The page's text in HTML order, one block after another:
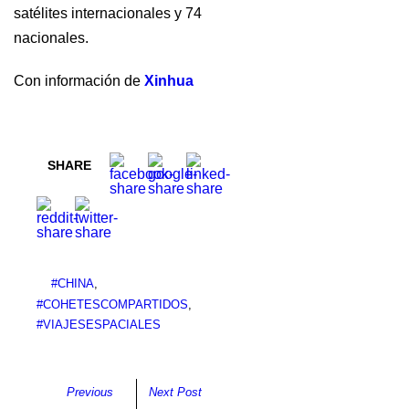
satélites internacionales y 74
nacionales.
Con información de Xinhua
SHARE
#CHINA,
#COHETESCOMPARTIDOS,
#VIAJESESPACIALES
Previous
Next Post